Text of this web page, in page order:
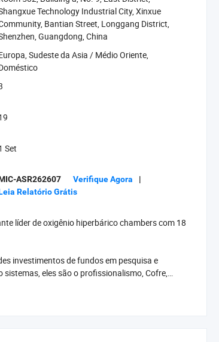
Technology Industrial City, Xinxue
Bantian Street, Longgang District,
Guangdong, China
Sudeste da Asia / Médio Oriente,
Set
ASR262607 Verifique Agora
|
Relatório Grátis
líder de oxigênio hiperbárico chambers com 18
investimentos de fundos em pesquisa e
eles são o profissionalismo, Cofre,